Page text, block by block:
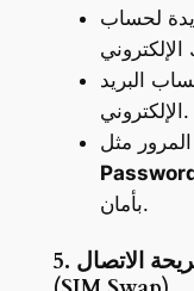
لحساب
البريد
الإلكتروني.
بأمان.
5. الحذر من عمليات استنساخ شريحة الاتصال